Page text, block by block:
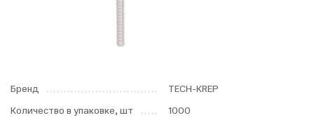
Бренд
TECH-KREP
Количество в упаковке, шт
1000